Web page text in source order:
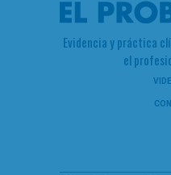
Evidencia y práctica
el